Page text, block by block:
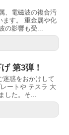
、電磁波の複合汚
ます。 重金属や化
の影響も受...
第3弾！
迷惑をおかけして
ートや テスラ 大
した。そ...